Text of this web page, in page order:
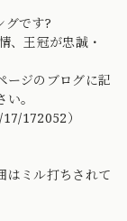
グです?
、王冠が忠誠・
ージのブログに記
。
172052）
はミル打ちされて